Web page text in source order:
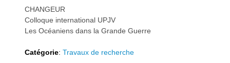
CHANGEUR
Colloque international UPJV
Les Océaniens dans la Grande Guerre
Catégorie:Travaux de recherche